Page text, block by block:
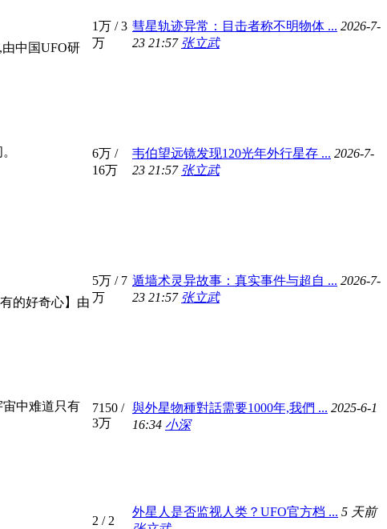
中国UFO研
1万 /3
万
彗星轨迹异常：目击者称不明物体 ... 2026-7-
23 21:57 张立武
6万 /
16万
韦伯望远镜发现120光年外行星存 ... 2026-7-
23 21:57 张立武
的好奇心】由
5万 / 7
万
遁墙术灵异故事：真实事件与超自 ... 2026-7-
23 21:57 张立武
中难道只有
7150 /
3万
與外星物種對話需要1000年,我們 ... 2025-6-1
16:34 小深
2 / 2
外星人是否监视人类？UFO官方档 ... 5 天前